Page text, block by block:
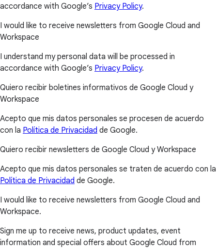
accordance with Google’s Privacy Policy.
I would like to receive newsletters from Google Cloud and
Workspace
I understand my personal data will be processed in
accordance with Google’s Privacy Policy.
Quiero recibir boletines informativos de Google Cloud y
Workspace
Acepto que mis datos personales se procesen de acuerdo
con la Política de Privacidad de Google.
Quiero recibir newsletters de Google Cloud y Workspace
Acepto que mis datos personales se traten de acuerdo con la
Política de Privacidad de Google.
I would like to receive newsletters from Google Cloud and
Workspace.
Sign me up to receive news, product updates, event
information and special offers about Google Cloud from